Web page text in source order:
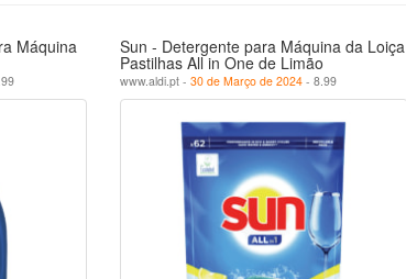
Máquina Sun - Detergente para Máquina da Loiça
Pastilhas All in One de Limão
www.aldi.pt - 30 de Março de 2024- 8.99